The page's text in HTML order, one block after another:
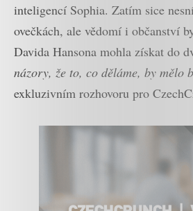
inteligencí Sophia. Zatím sice
ovečkách, ale vědomí i občanství
Davida Hansona mohla získat do
názory, že to, co děláme, by mělo
exkluzivním rozhovoru pro